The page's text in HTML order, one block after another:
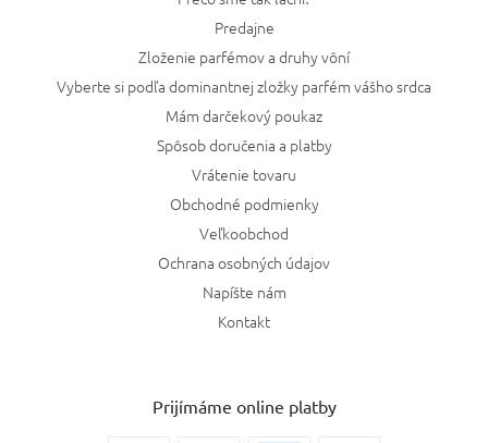
Predajne
Zloženie parfémov a druhy vôní
Vyberte si podľa dominantnej zložky parfém vášho srdca
Mám darčekový poukaz
Spôsob doručenia a platby
Vrátenie tovaru
Obchodné podmienky
Veľkoobchod
Ochrana osobných údajov
Napíšte nám
Kontakt
Prijímáme online platby